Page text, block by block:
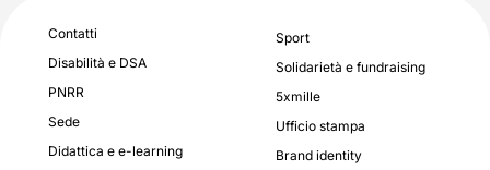
Contatti
Disabilità e DSA
PNRR
Sede
Didattica e e-learning
Sport
Solidarietà e fundraising
5xmille
Ufficio stampa
Brand identity